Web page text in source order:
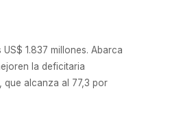
1.837 millones. Abarca
la deficitaria
que alcanza al 77,3 por